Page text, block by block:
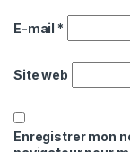
E-mail *
Site web
Enregistrer mon